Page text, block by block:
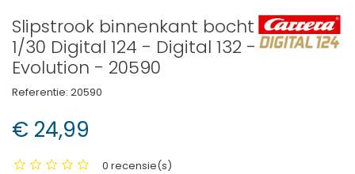
Slipstrook binnenkant bocht
1/30 Digital 124 - Digital 132 -
Evolution - 20590
Referentie: 20590
€ 24,99
0 recensie(s)